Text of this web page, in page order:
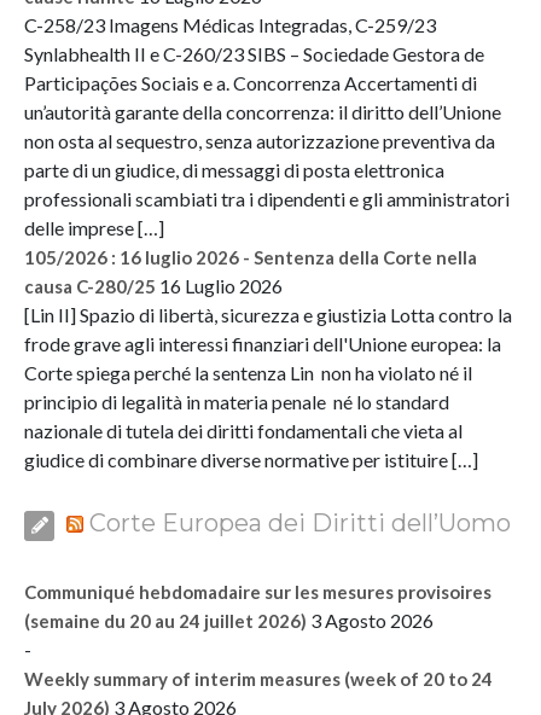
C-258/23 Imagens Médicas Integradas, C-259/23
Synlabhealth II e C-260/23 SIBS – Sociedade Gestora de
Participações Sociais e a. Concorrenza Accertamenti di
un’autorità garante della concorrenza: il diritto dell’Unione
non osta al sequestro, senza autorizzazione preventiva da
parte di un giudice, di messaggi di posta elettronica
professionali scambiati tra i dipendenti e gli amministratori
delle imprese […]
105/2026 : 16 luglio 2026 - Sentenza della Corte nella
causa C-280/25 16 Luglio 2026
[Lin II] Spazio di libertà, sicurezza e giustizia Lotta contro la
frode grave agli interessi finanziari dell'Unione europea: la
Corte spiega perché la sentenza Lin non ha violato né il
principio di legalità in materia penale né lo standard
nazionale di tutela dei diritti fondamentali che vieta al
giudice di combinare diverse normative per istituire […]
Corte Europea dei Diritti dell’Uomo
Communiqué hebdomadaire sur les mesures provisoires
(semaine du 20 au 24 juillet 2026) 3 Agosto 2026
-
Weekly summary of interim measures (week of 20 to 24
July 2026) 3 Agosto 2026